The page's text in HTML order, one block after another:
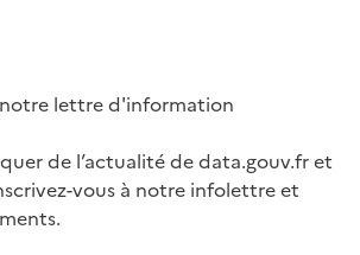
lettre d'information
de l’actualité de data.gouv.fr et
vous à notre infolettre et